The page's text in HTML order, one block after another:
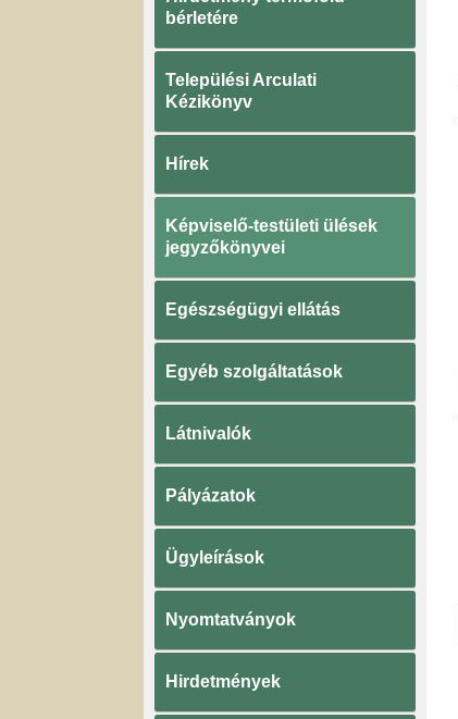
bérletére
Települési Arculati
Kézikönyv
Hírek
Képviselő-testületi ülések
jegyzőkönyvei
Egészségügyi ellátás
Egyéb szolgáltatások
Látnivalók
Pályázatok
Ügyleírások
Nyomtatványok
Hirdetmények